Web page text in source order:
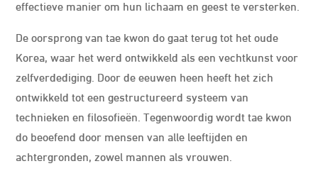
effectieve manier om hun lichaam en geest te versterken.
De oorsprong van tae kwon do gaat terug tot het oude
Korea, waar het werd ontwikkeld als een vechtkunst voor
zelfverdediging. Door de eeuwen heen heeft het zich
ontwikkeld tot een gestructureerd systeem van
technieken en filosofieën. Tegenwoordig wordt tae kwon
do beoefend door mensen van alle leeftijden en
achtergronden, zowel mannen als vrouwen.